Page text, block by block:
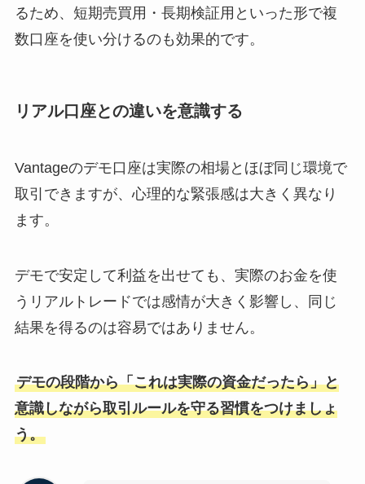
るため、短期売買用・長期検証用といった形で複
数口座を使い分けるのも効果的です。
リアル口座との違いを意識する
Vantageのデモ口座は実際の相場とほぼ同じ環境で
取引できますが、心理的な緊張感は大きく異なり
ます。
デモで安定して利益を出せても、実際のお金を使
うリアルトレードでは感情が大きく影響し、同じ
結果を得るのは容易ではありません。
デモの段階から「これは実際の資金だったら」と
意識しながら取引ルールを守る習慣をつけましょ
う。